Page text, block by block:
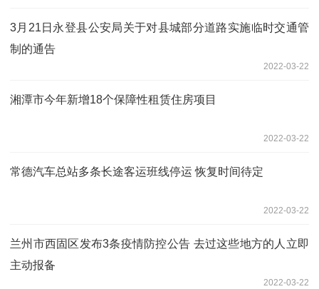
3月21日永登县公安局关于对县城部分道路实施临时交通管
制的通告
2022-03-22
湘潭市今年新增18个保障性租赁住房项目
2022-03-22
常德汽车总站多条长途客运班线停运 恢复时间待定
2022-03-22
兰州市西固区发布3条疫情防控公告 去过这些地方的人立即
主动报备
2022-03-22